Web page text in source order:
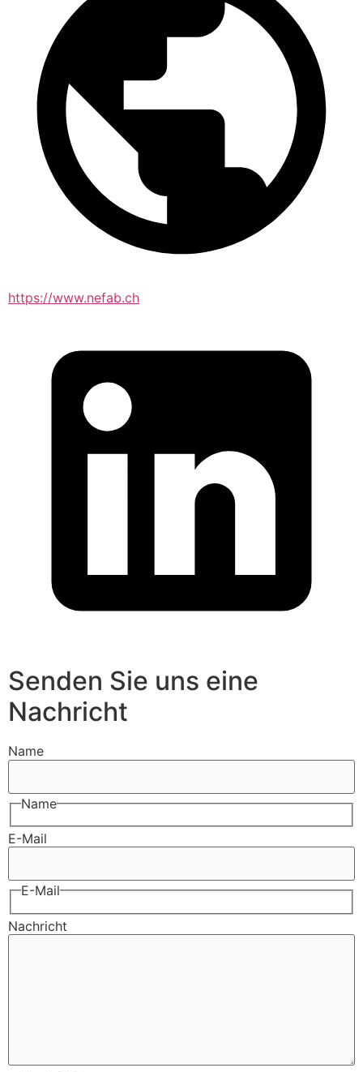
https://www.nefab.ch
Senden Sie uns eine
Nachricht
Name
Name
E-Mail
E-Mail
Nachricht